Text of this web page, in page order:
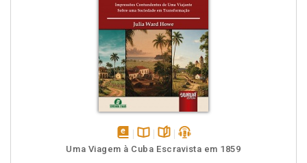
disponívelDisponível
páginaspodcast
Uma Viagem à Cuba Escravista em 1859